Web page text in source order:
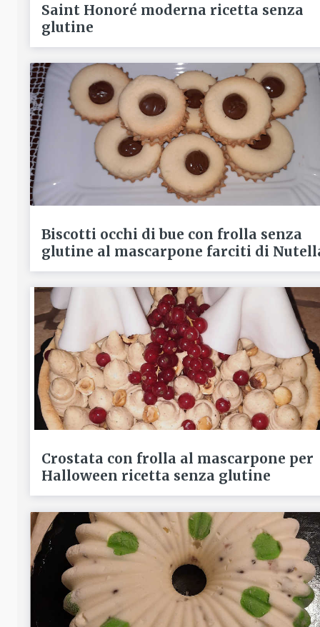
Saint Honoré moderna ricetta senza
glutine
Biscotti occhi di bue con frolla senza
glutine al mascarpone farciti di
Crostata con frolla al mascarpone per
Halloween ricetta senza glutine